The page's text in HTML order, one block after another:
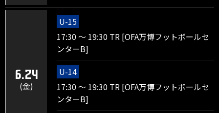
6.24
(金)
U-15
17:30 ～ 19:30 TR [OFA万博フットボールセ
ンターB]
U-14
17:30 ～ 19:30 TR [OFA万博フットボールセ
ンターB]